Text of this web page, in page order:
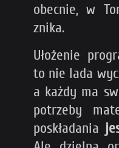
obecnie, w
znika.
Ułożenie
to nie lada
a każdy ma
potrzeby
poskładania